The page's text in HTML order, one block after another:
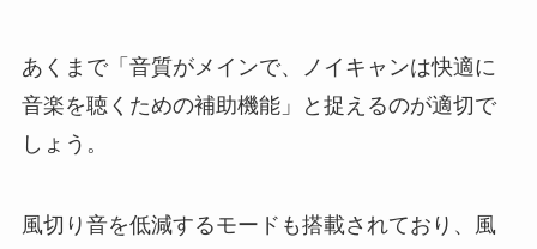
あくまで「音質がメインで、ノイキャンは快適に
音楽を聴くための補助機能」と捉えるのが適切で
しょう。
風切り音を低減するモードも搭載されており、風